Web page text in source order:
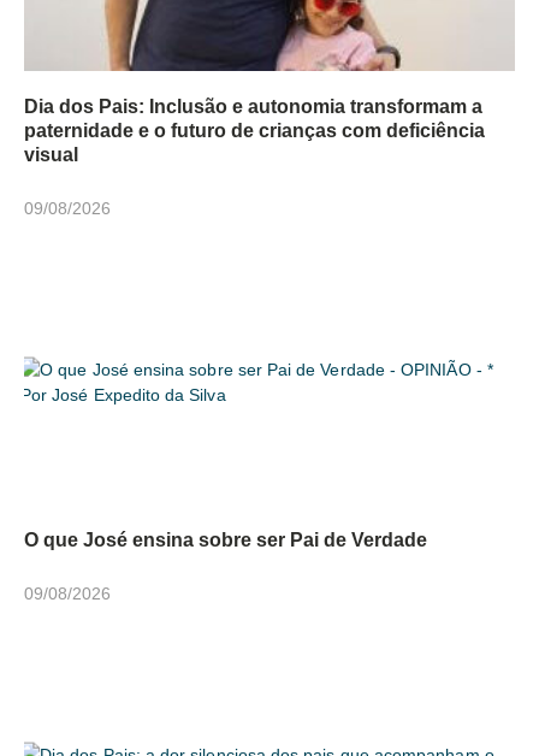
Dia dos Pais: Inclusão e autonomia transformam a
paternidade e o futuro de crianças com deficiência
visual
09/08/2026
O que José ensina sobre ser Pai de Verdade
09/08/2026